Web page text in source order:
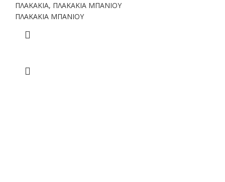
ΠΛΑΚΑΚΙΑ, ΠΛΑΚΑΚΙΑ ΜΠΑΝΙΟΥ
ΠΛΑΚΑΚΙΑ ΜΠΑΝΙΟΥ